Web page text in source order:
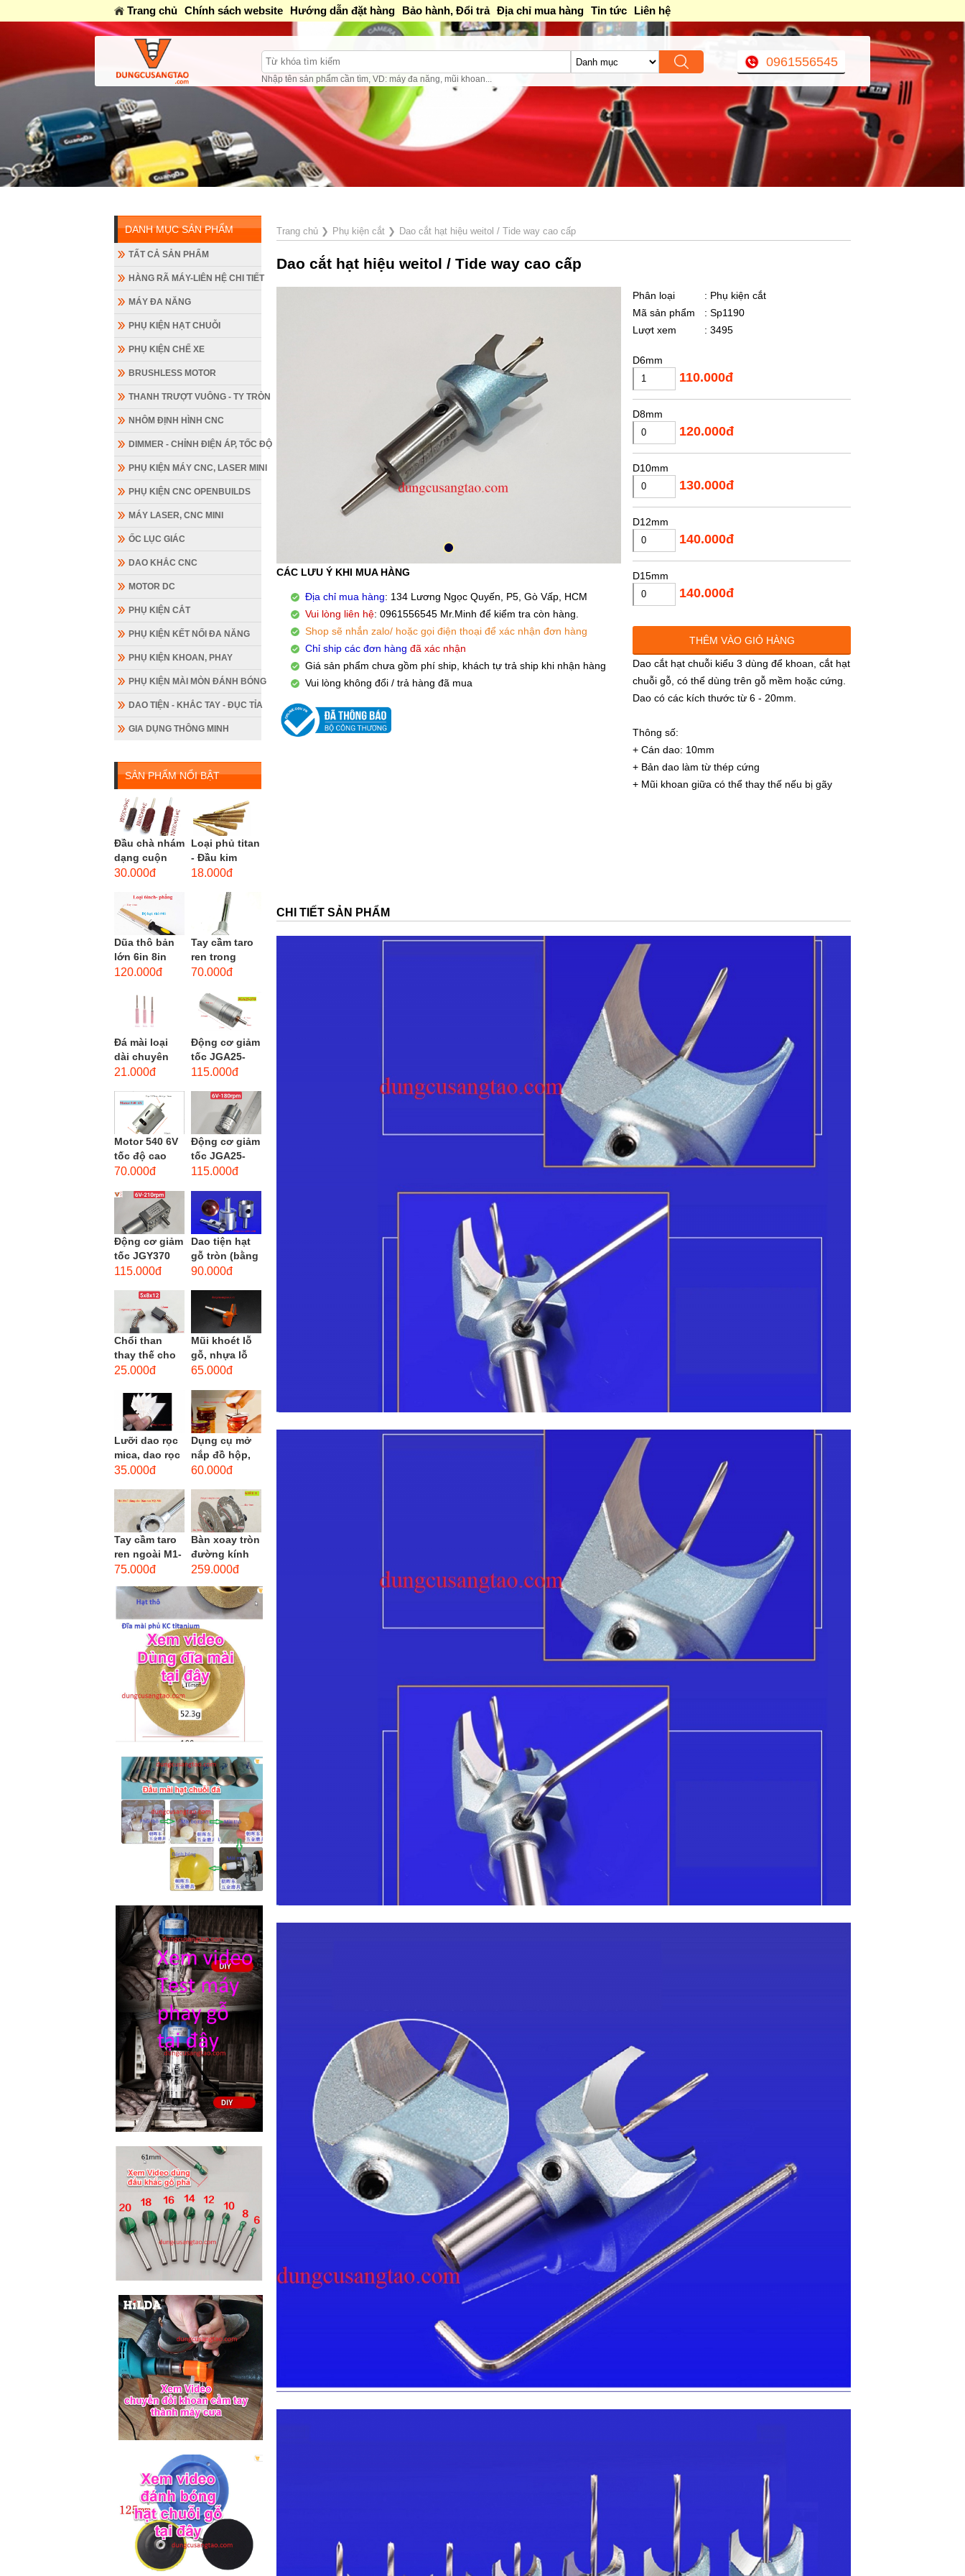
Trang chủ Chính sách website Hướng dẫn đặt hàng Bảo hành, Đổi trả Địa chỉ mua hàng Tin tức Liên hệ
Nhập tên sản phẩm cần tìm, VD: máy đa năng, mũi khoan...
0961556545
DANH MỤC SẢN PHẨM
TẤT CẢ SẢN PHẨM
HÀNG RÃ MÁY-LIÊN HỆ CHI TIẾT
MÁY ĐA NĂNG
PHỤ KIỆN HẠT CHUỖI
PHỤ KIỆN CHẾ XE
BRUSHLESS MOTOR
THANH TRƯỢT VUÔNG - TY TRÒN
NHÔM ĐỊNH HÌNH CNC
DIMMER - CHỈNH ĐIỆN ÁP, TỐC ĐỘ
PHỤ KIỆN MÁY CNC, LASER MINI
PHỤ KIỆN CNC OPENBUILDS
MÁY LASER, CNC MINI
ỐC LỤC GIÁC
DAO KHẮC CNC
MOTOR DC
PHỤ KIỆN CẮT
PHỤ KIỆN KẾT NỐI ĐA NĂNG
PHỤ KIỆN KHOAN, PHAY
PHỤ KIỆN MÀI MÒN ĐÁNH BÓNG
DAO TIỆN - KHẮC TAY - ĐỤC TỈA
GIA DỤNG THÔNG MINH
SẢN PHẨM NỔI BẬT
Đầu chà nhám
dạng cuộn
loại dài gắn
cốt 3mm
đầu...
30.000đ
Loại phủ titan
- Đầu kim
cương hình
(mũi mài...
18.000đ
Dũa thô bản
lớn 6in 8in
phẳng - độ
120.000đ
Tay cầm taro
ren trong
dùng cho mũi
M12
70.000đ
Đá mài loại
dài chuyên
dùng mài
loại, đá mài
cạnh,...
21.000đ
Động cơ giảm
tốc JGA25-
370 3-12 VDC.
mini JGA25-
115.000đ
Motor 540 6V
tốc độ cao
20.000 vòng/
torque
70.000đ
Động cơ giảm
tốc JGA25-
310 6-12 VDC.
mini JGA25-
310
115.000đ
Động cơ giảm
tốc JGY370
DC bánh răng
men xoắn
cao...
115.000đ
Dao tiện hạt
gỗ tròn (bằng
thép trắng)
90.000đ
Chổi than
thay thế cho
động cơ, chổi
motor máy
khoan,...
25.000đ
Mũi khoét lỗ
gỗ, nhựa lỗ
lớn D40mm-
opener)
65.000đ
Lưỡi dao rọc
mica, dao rọc
cáp hình
35.000đ
Dụng cụ mở
nắp đồ hộp,
mở nắp lon
đường kính...
60.000đ
Tay cầm taro
ren ngoài M1-
M1.8 (mã
vặn Bàn ren
75.000đ
Bàn xoay tròn
đường kính
22cm bằng
259.000đ
Trang chủ❯ Phụ kiện cắt❯ Dao cắt hạt hiệu weitol / Tide way cao cấp
Dao cắt hạt hiệu weitol / Tide way cao cấp
CÁC LƯU Ý KHI MUA HÀNG
Địa chỉ mua hàng: 134 Lương Ngọc Quyến, P5, Gò Vấp, HCM
Vui lòng liên hệ: 0961556545 Mr.Minh để kiểm tra còn hàng.
Shop sẽ nhắn zalo/ hoặc gọi điện thoại để xác nhận đơn hàng
Chỉ ship các đơn hàng đã xác nhận
Giá sản phẩm chưa gồm phí ship, khách tự trả ship khi nhận hàng
Vui lòng không đổi / trả hàng đã mua
Phân loại
: Phụ kiện cắt
Mã sản phẩm
: Sp1190
Lượt xem
: 3495
D6mm
110.000đ
D8mm
120.000đ
D10mm
130.000đ
D12mm
140.000đ
D15mm
140.000đ
D16mm
150.000đ
D18mm
160.000đ
D20mm
160.000đ
THÊM VÀO GIỎ HÀNG
Dao cắt hạt chuỗi kiểu 3 dùng để khoan, cắt hạt
chuỗi gỗ, có thể dùng trên gỗ mềm hoặc cứng.
Dao có các kích thước từ 6 - 20mm.
Thông số:
+ Cán dao: 10mm
+ Bản dao làm từ thép cứng
+ Mũi khoan giữa có thể thay thế nếu bị gãy
CHI TIẾT SẢN PHẨM